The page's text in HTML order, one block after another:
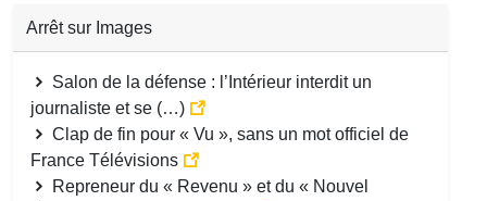
Arrêt sur Images
Salon de la défense : l’Intérieur interdit un
journaliste et se (…)
Clap de fin pour « Vu », sans un mot officiel de
France Télévisions
Repreneur du « Revenu » et du « Nouvel